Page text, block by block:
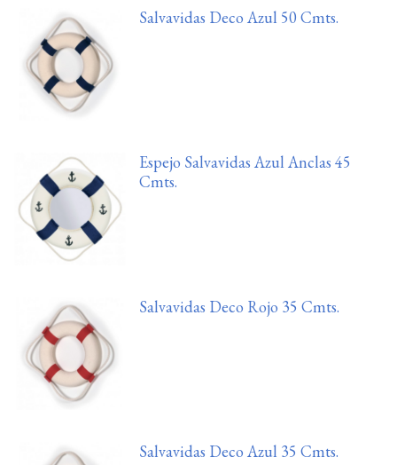
Salvavidas Deco Azul 50 Cmts.
Espejo Salvavidas Azul Anclas 45
Cmts.
Salvavidas Deco Rojo 35 Cmts.
Salvavidas Deco Azul 35 Cmts.